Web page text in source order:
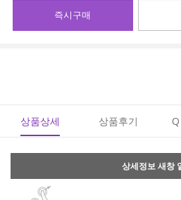
즉시구매
상품상세 상품후기
상세정보 새창